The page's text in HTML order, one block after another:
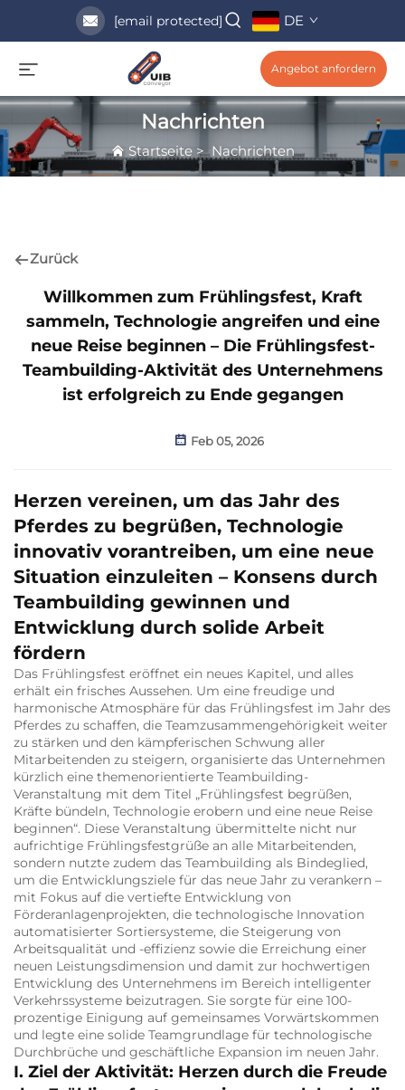
[email protected] DE
Angebot anfordern
Nachrichten
Startseite>Nachrichten
Zurück
Willkommen zum Frühlingsfest, Kraft
sammeln, Technologie angreifen und eine
neue Reise beginnen – Die Frühlingsfest-
Teambuilding-Aktivität des Unternehmens
ist erfolgreich zu Ende gegangen
Feb 05, 2026
Herzen vereinen, um das Jahr des
Pferdes zu begrüßen, Technologie
innovativ vorantreiben, um eine neue
Situation einzuleiten – Konsens durch
Teambuilding gewinnen und
Entwicklung durch solide Arbeit
fördern
Das Frühlingsfest eröffnet ein neues Kapitel, und alles
erhält ein frisches Aussehen. Um eine freudige und
harmonische Atmosphäre für das Frühlingsfest im Jahr des
Pferdes zu schaffen, die Teamzusammengehörigkeit weiter
zu stärken und den kämpferischen Schwung aller
Mitarbeitenden zu steigern, organisierte das Unternehmen
kürzlich eine themenorientierte Teambuilding-
Veranstaltung mit dem Titel „Frühlingsfest begrüßen,
Kräfte bündeln, Technologie erobern und eine neue Reise
beginnen“. Diese Veranstaltung übermittelte nicht nur
aufrichtige Frühlingsfestgrüße an alle Mitarbeitenden,
sondern nutzte zudem das Teambuilding als Bindeglied,
um die Entwicklungsziele für das neue Jahr zu verankern –
mit Fokus auf die vertiefte Entwicklung von
Förderanlagenprojekten, die technologische Innovation
automatisierter Sortiersysteme, die Steigerung von
Arbeitsqualität und -effizienz sowie die Erreichung einer
neuen Leistungsdimension und damit zur hochwertigen
Entwicklung des Unternehmens im Bereich intelligenter
Verkehrssysteme beizutragen. Sie sorgte für eine 100-
prozentige Einigung auf gemeinsames Vorwärtskommen
und legte eine solide Teamgrundlage für technologische
Durchbrüche und geschäftliche Expansion im neuen Jahr.
I. Ziel der Aktivität: Herzen durch die Freude